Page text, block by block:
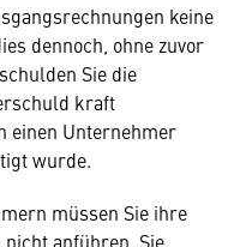
keine
dennoch, ohne zuvor
Sie die
kraft
einen Unternehmer
wurde.
müssen Sie ihre
anführen. Sie